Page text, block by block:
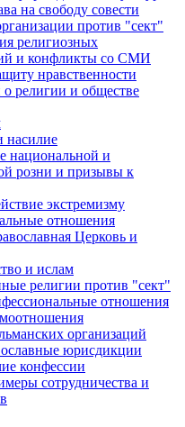
на свободу совести
против "сект"
религиозных
и конфликты со СМИ
нравственности
о религии и обществе
насилие
национальной и
розни и призывы к
экстремизму
отношения
Церковь и
и ислам
религии против "сект"
отношения
организаций
юрисдикции
конфессии
сотрудничества и